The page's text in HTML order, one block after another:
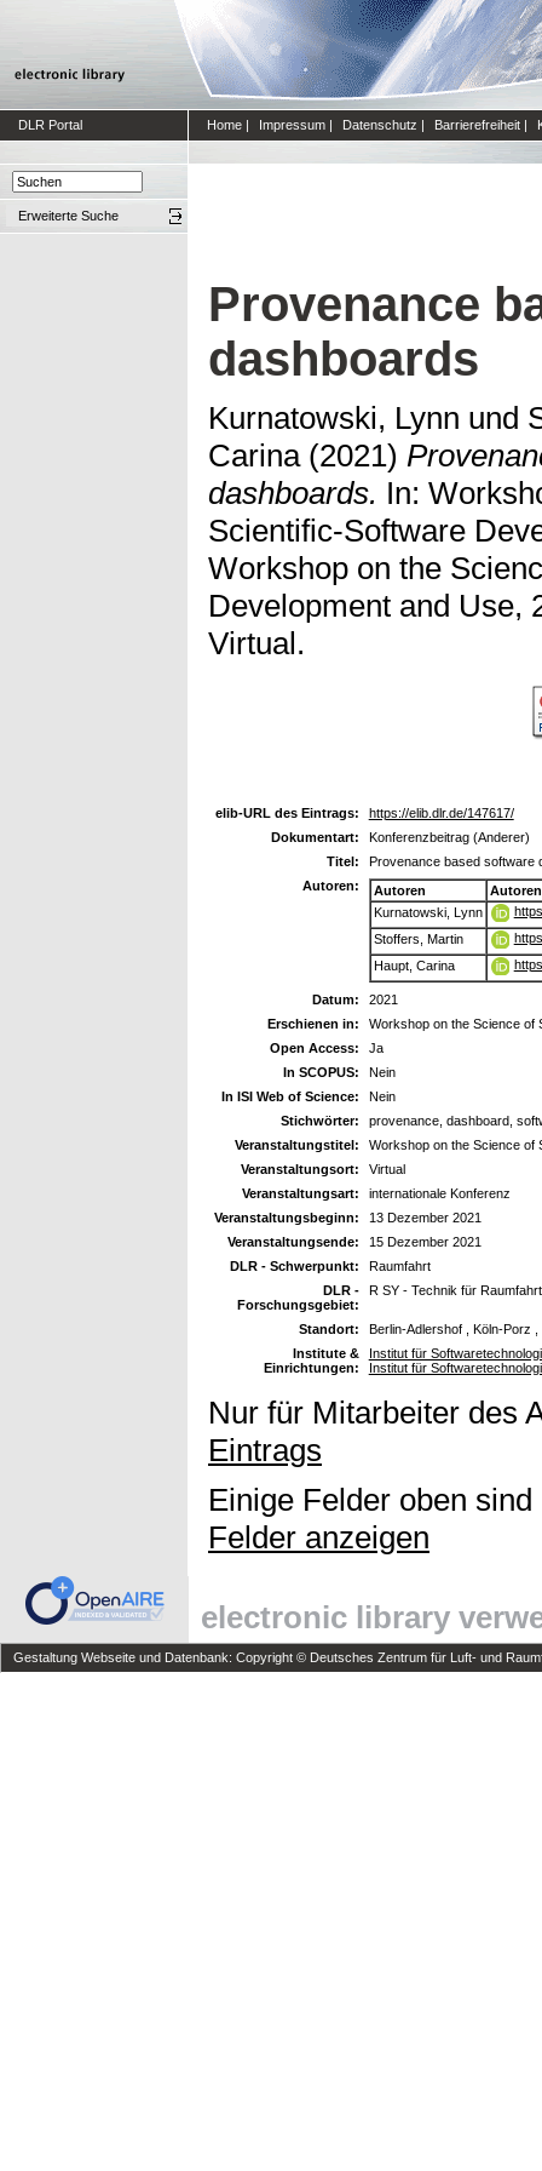
DLR Portal Home | Impressum | Datenschutz | Barrierefreiheit |
Erweiterte Suche
Provenance
dashboards
Kurnatowski, Lynn und
Carina(2021)
dashboards. In:
Scientific-Software
Workshop on the
Development and Use,
Virtual.
elib-URL des Eintrags:
https://elib.dlr.de/147617/
Dokumentart:
Konferenzbeitrag (Anderer)
Titel:
Provenance based software
Autoren:
Autoren
Kurnatowski, Lynn
Stoffers, Martin
Haupt, Carina
Datum:
2021
Erschienen in:
Workshop on the Science of
Open Access:
Ja
In SCOPUS:
Nein
In ISI Web of Science:
Nein
Stichwörter:
provenance, dashboard,
Veranstaltungstitel:
Workshop on the Science of
Veranstaltungsort:
Virtual
Veranstaltungsart:
internationale Konferenz
Veranstaltungsbeginn:
13 Dezember 2021
Veranstaltungsende:
15 Dezember 2021
DLR - Schwerpunkt:
Raumfahrt
DLR -
Forschungsgebiet:
R SY - Technik für
Standort:
Berlin-Adlershof , Köln-Porz
Institute &
Einrichtungen:
Institut für
Institut für
Nur für Mitarbeiter des
Eintrags
Einige Felder oben
Felder anzeigen
electronic library
Gestaltung Webseite und Datenbank: Copyright © Deutsches Zentrum für Luft- und